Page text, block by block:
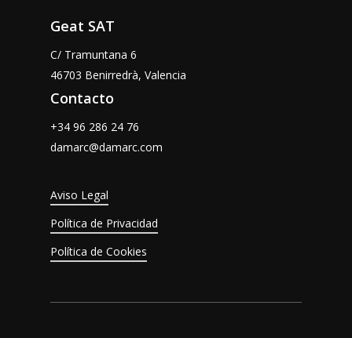
Geat SAT
C/ Tramuntana 6
46703 Benirredrà, Valencia
Contacto
+34 96 286 24 76
damarc@damarc.com
Aviso Legal
Política de Privacidad
Política de Cookies